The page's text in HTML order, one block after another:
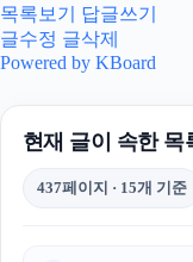
목록보기
답글쓰기
글수정 글삭제
Powered by KBoard
현재 글이 속한 목
437페이지 · 15개 기준